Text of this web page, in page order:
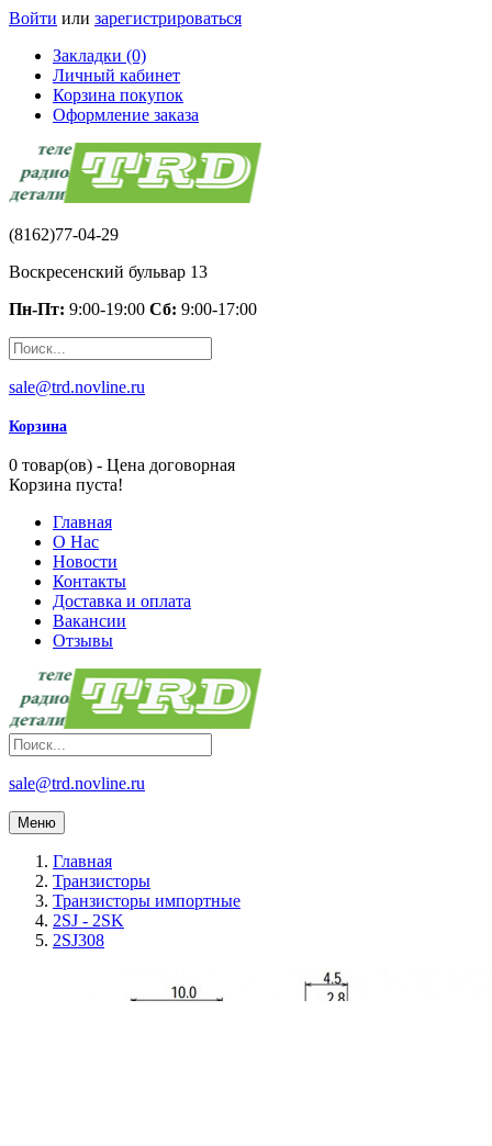
Войти или зарегистрироваться
Закладки (0)
Личный кабинет
Корзина покупок
Оформление заказа
(8162)77-04-29
Воскресенский бульвар 13
Пн-Пт: 9:00-19:00 Сб: 9:00-17:00
sale@trd.novline.ru
Корзина
0 товар(ов) - Цена договорная
Корзина пуста!
Главная
О Нас
Новости
Контакты
Доставка и оплата
Вакансии
Отзывы
sale@trd.novline.ru
Меню
Главная
Транзисторы
Транзисторы импортные
2SJ - 2SK
2SJ308